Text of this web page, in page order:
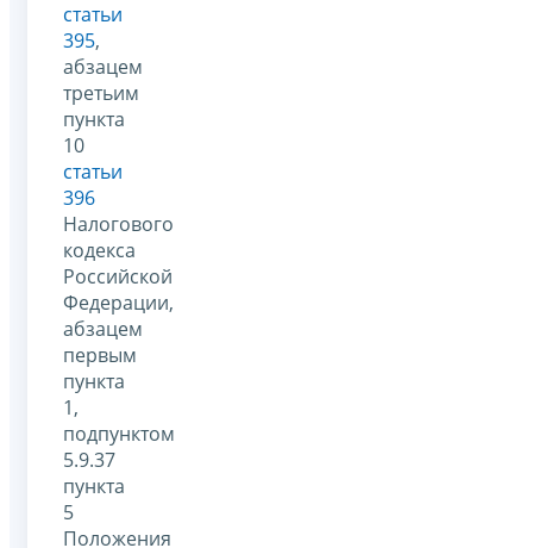
статьи
395,
абзацем
третьим
пункта
10
статьи
396
Налогового
кодекса
Российской
Федерации,
абзацем
первым
пункта
1,
подпунктом
5.9.37
пункта
5
Положения